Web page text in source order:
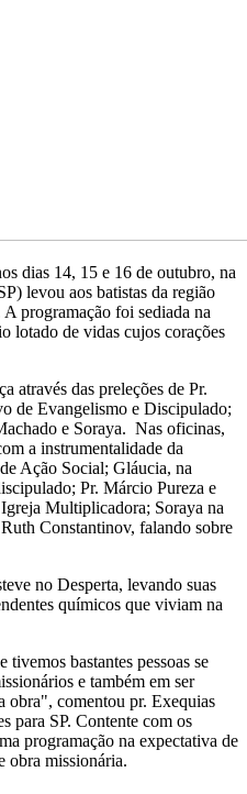
dias 14, 15 e 16 de outubro, na
levou aos batistas da região
programação foi sediada na
lotado de vidas cujos corações
através das preleções de Pr.
de Evangelismo e Discipulado;
e Soraya. Nas oficinas,
a instrumentalidade da
Ação Social; Gláucia, na
Pr. Márcio Pureza e
Multiplicadora; Soraya na
Constantinov, falando sobre
no Desperta, levando suas
químicos que viviam na
bastantes pessoas se
e também em ser
obra", comentou pr. Exequias
para SP. Contente com os
programação na expectativa de
obra missionária.